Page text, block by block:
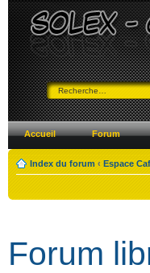
Accueil Forum
Index du forum ‹ Espace
Forum